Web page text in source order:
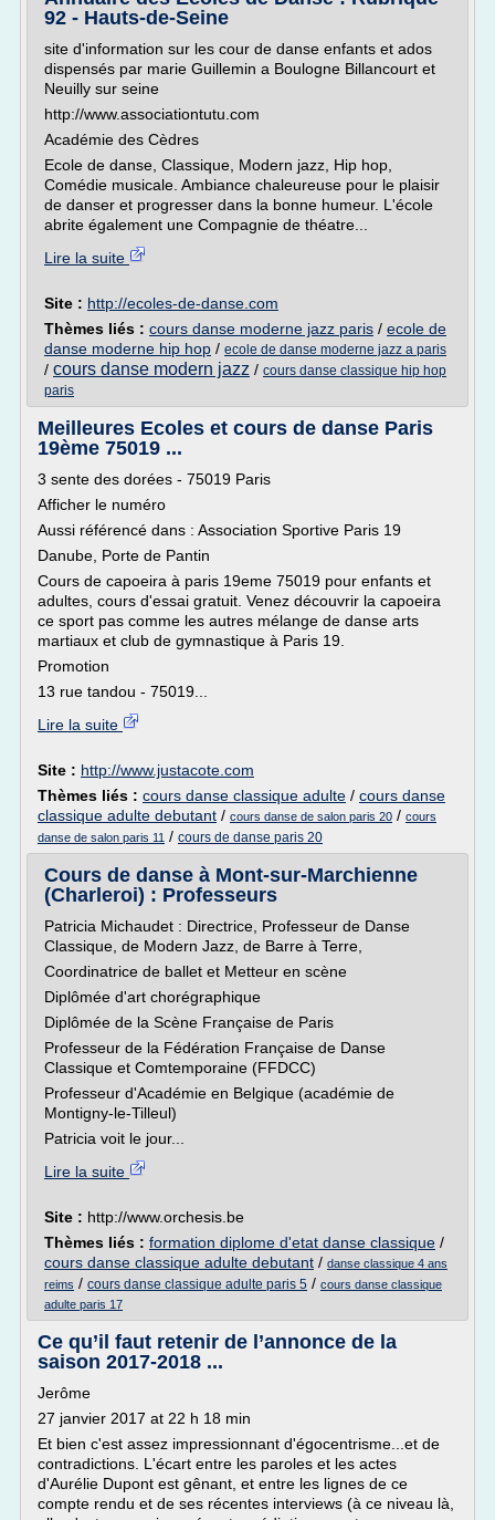
92 - Hauts-de-Seine
site d'information sur les cour de danse enfants et ados
dispensés par marie Guillemin a Boulogne Billancourt et
Neuilly sur seine
http://www.associationtutu.com
Académie des Cèdres
Ecole de danse, Classique, Modern jazz, Hip hop,
Comédie musicale. Ambiance chaleureuse pour le plaisir
de danser et progresser dans la bonne humeur. L'école
abrite également une Compagnie de théatre...
Lire la suite
Site : http://ecoles-de-danse.com
Thèmes liés : cours danse moderne jazz paris / ecole de
danse moderne hip hop / ecole de danse moderne jazz a paris
/ cours danse modern jazz / cours danse classique hip hop
paris
Meilleures Ecoles et cours de danse Paris
19ème 75019 ...
3 sente des dorées - 75019 Paris
Afficher le numéro
Aussi référencé dans : Association Sportive Paris 19
Danube, Porte de Pantin
Cours de capoeira à paris 19eme 75019 pour enfants et
adultes, cours d'essai gratuit. Venez découvrir la capoeira
ce sport pas comme les autres mélange de danse arts
martiaux et club de gymnastique à Paris 19.
Promotion
13 rue tandou - 75019...
Lire la suite
Site : http://www.justacote.com
Thèmes liés : cours danse classique adulte / cours danse
classique adulte debutant / cours danse de salon paris 20 / cours
danse de salon paris 11 / cours de danse paris 20
Cours de danse à Mont-sur-Marchienne
(Charleroi) : Professeurs
Patricia Michaudet : Directrice, Professeur de Danse
Classique, de Modern Jazz, de Barre à Terre,
Coordinatrice de ballet et Metteur en scène
Diplômée d'art chorégraphique
Diplômée de la Scène Française de Paris
Professeur de la Fédération Française de Danse
Classique et Comtemporaine (FFDCC)
Professeur d'Académie en Belgique (académie de
Montigny-le-Tilleul)
Patricia voit le jour...
Lire la suite
Site : http://www.orchesis.be
Thèmes liés : formation diplome d'etat danse classique /
cours danse classique adulte debutant / danse classique 4 ans
reims / cours danse classique adulte paris 5 / cours danse classique
adulte paris 17
Ce qu’il faut retenir de l’annonce de la
saison 2017-2018 ...
Jerôme
27 janvier 2017 at 22 h 18 min
Et bien c'est assez impressionnant d'égocentrisme...et de
contradictions. L'écart entre les paroles et les actes
d'Aurélie Dupont est gênant, et entre les lignes de ce
compte rendu et de ses récentes interviews (à ce niveau là,